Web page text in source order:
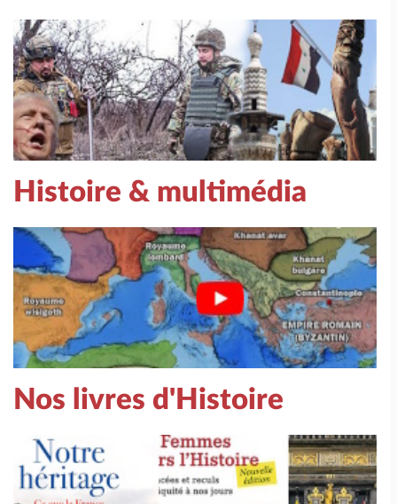
Histoire & multimédia
Nos livres d'Histoire